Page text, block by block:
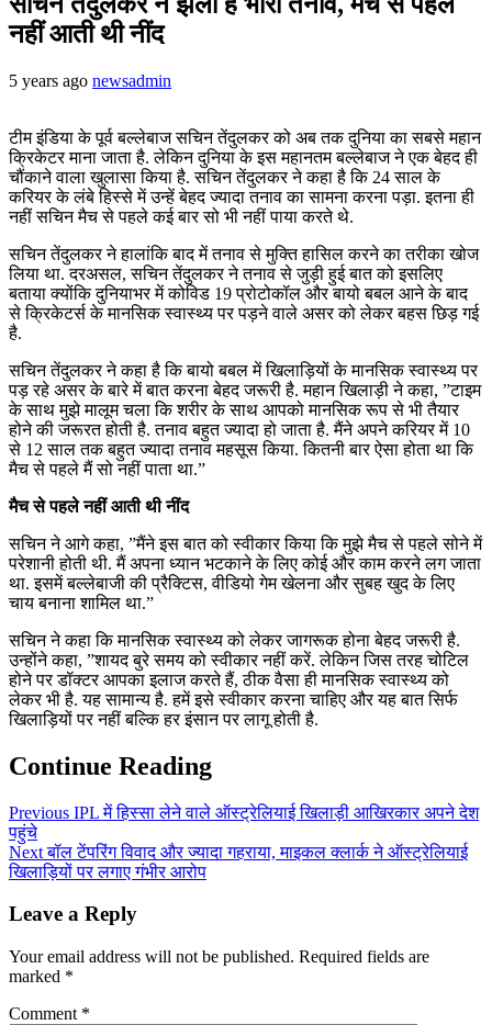
नहीं आती थी नींद
5 years ago newsadmin
टीम इंडिया के पूर्व बल्लेबाज सचिन तेंदुलकर को अब तक दुनिया का सबसे महान
क्रिकेटर माना जाता है. लेकिन दुनिया के इस महानतम बल्लेबाज ने एक बेहद ही
चौंकाने वाला खुलासा किया है. सचिन तेंदुलकर ने कहा है कि 24 साल के
करियर के लंबे हिस्से में उन्हें बेहद ज्यादा तनाव का सामना करना पड़ा. इतना ही
नहीं सचिन मैच से पहले कई बार सो भी नहीं पाया करते थे.
सचिन तेंदुलकर ने हालांकि बाद में तनाव से मुक्ति हासिल करने का तरीका खोज
लिया था. दरअसल, सचिन तेंदुलकर ने तनाव से जुड़ी हुई बात को इसलिए
बताया क्योंकि दुनियाभर में कोविड 19 प्रोटोकॉल और बायो बबल आने के बाद
से क्रिकेटर्स के मानसिक स्वास्थ्य पर पड़ने वाले असर को लेकर बहस छिड़ गई
है.
सचिन तेंदुलकर ने कहा है कि बायो बबल में खिलाड़ियों के मानसिक स्वास्थ्य पर
पड़ रहे असर के बारे में बात करना बेहद जरूरी है. महान खिलाड़ी ने कहा, ”टाइम
के साथ मुझे मालूम चला कि शरीर के साथ आपको मानसिक रूप से भी तैयार
होने की जरूरत होती है. तनाव बहुत ज्यादा हो जाता है. मैंने अपने करियर में 10
से 12 साल तक बहुत ज्यादा तनाव महसूस किया. कितनी बार ऐसा होता था कि
मैच से पहले मैं सो नहीं पाता था.”
मैच से पहले नहीं आती थी नींद
सचिन ने आगे कहा, ”मैंने इस बात को स्वीकार किया कि मुझे मैच से पहले सोने में
परेशानी होती थी. मैं अपना ध्यान भटकाने के लिए कोई और काम करने लग जाता
था. इसमें बल्लेबाजी की प्रैक्टिस, वीडियो गेम खेलना और सुबह खुद के लिए
चाय बनाना शामिल था.”
सचिन ने कहा कि मानसिक स्वास्थ्य को लेकर जागरूक होना बेहद जरूरी है.
उन्होंने कहा, ”शायद बुरे समय को स्वीकार नहीं करें. लेकिन जिस तरह चोटिल
होने पर डॉक्टर आपका इलाज करते हैं, ठीक वैसा ही मानसिक स्वास्थ्य को
लेकर भी है. यह सामान्य है. हमें इसे स्वीकार करना चाहिए और यह बात सिर्फ
खिलाड़ियों पर नहीं बल्कि हर इंसान पर लागू होती है.
Continue Reading
Previous IPL में हिस्सा लेने वाले ऑस्ट्रेलियाई खिलाड़ी आखिरकार अपने देश
पहुंचे
Nextबॉल टेंपरिंग विवाद और ज्यादा गहराया, माइकल क्लार्क ने ऑस्ट्रेलियाई
खिलाड़ियों पर लगाए गंभीर आरोप
Leave a Reply
Your email address will not be published. Required fields are
marked *
Comment *